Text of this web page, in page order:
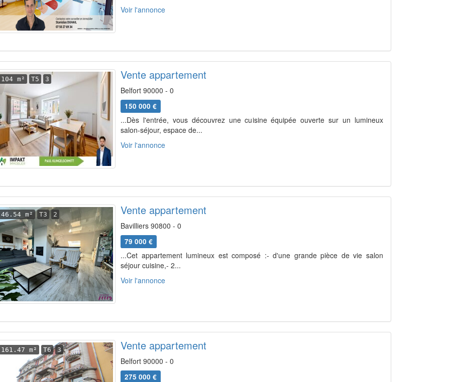
Voir l'annonce
104 m² T5 3 Vente appartement
Belfort 90000 - 0
150 000 €
...Dès l'entrée, vous découvrez une cuisine équipée ouverte sur un lumineux
salon-séjour, espace de...
Voir l'annonce
46.54 m² T3 2 Vente appartement
Bavilliers 90800 - 0
79 000 €
...Cet appartement lumineux est composé :- d'une grande pièce de vie salon
séjour cuisine,- 2...
Voir l'annonce
161.47 m² T6 3 Vente appartement
Belfort 90000 - 0
275 000 €